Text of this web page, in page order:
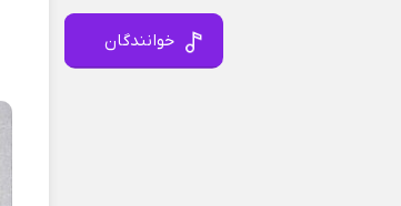
خوانندگان